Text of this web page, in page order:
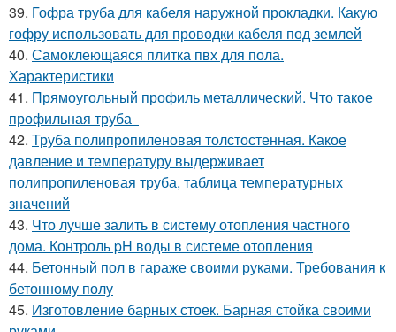
39. Гофра труба для кабеля наружной прокладки. Какую
гофру использовать для проводки кабеля под землей
40. Самоклеющаяся плитка пвх для пола.
Характеристики
41. Прямоугольный профиль металлический. Что такое
профильная труба
42. Труба полипропиленовая толстостенная. Какое
давление и температуру выдерживает
полипропиленовая труба, таблица температурных
значений
43. Что лучше залить в систему отопления частного
дома. Контроль pH воды в системе отопления
44. Бетонный пол в гараже своими руками. Требования к
бетонному полу
45. Изготовление барных стоек. Барная стойка своими